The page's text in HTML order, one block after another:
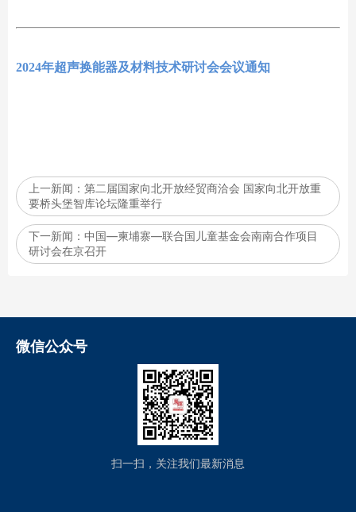
2024年超声换能器及材料技术研讨会会议通知
上一新闻： 第二届国家向北开放经贸商洽会 国家向北开放重
要桥头堡智库论坛隆重举行
下一新闻： 中国—柬埔寨—联合国儿童基金会南南合作项目
研讨会在京召开
微信公众号
扫一扫，关注我们最新消息